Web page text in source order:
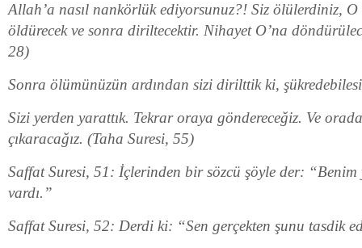
Allah’a nasıl nankörlük ediyorsunuz?! Siz ölülerdiniz,
öldürecek ve sonra diriltecektir. Nihayet O’na
28)
Sonra ölümünüzün ardından sizi dirilttik ki,
Sizi yerden yarattık. Tekrar oraya göndereceğiz. Ve
çıkaracağız. (Taha Suresi, 55)
Saffat Suresi, 51: İçlerinden bir sözcü şöyle der: “Benim
vardı.”
Saffat Suresi, 52: Derdi ki: “Sen gerçekten şunu tasdik